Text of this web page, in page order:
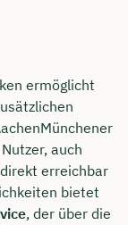
ermöglicht
auch
erreichbar
bietet
, der über die